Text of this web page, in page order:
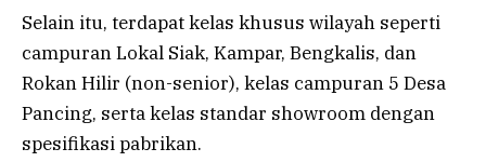
Selain itu, terdapat kelas khusus wilayah seperti
campuran Lokal Siak, Kampar, Bengkalis, dan
Rokan Hilir (non-senior), kelas campuran 5 Desa
Pancing, serta kelas standar showroom dengan
spesifikasi pabrikan.